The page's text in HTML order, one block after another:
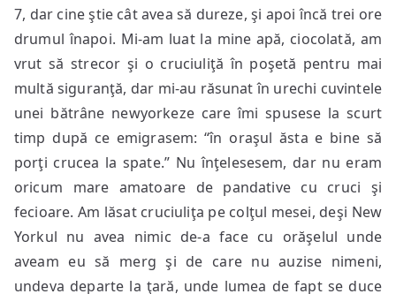
7, dar cine ştie cât avea să dureze, şi apoi încă trei ore
drumul înapoi. Mi-am luat la mine apă, ciocolată, am
vrut să strecor şi o cruciuliţă în poşetă pentru mai
multă siguranţă, dar mi-au răsunat în urechi cuvintele
unei bătrâne newyorkeze care îmi spusese la scurt
timp după ce emigrasem: “în oraşul ăsta e bine să
porţi crucea la spate.” Nu înţelesesem, dar nu eram
oricum mare amatoare de pandative cu cruci şi
fecioare. Am lăsat cruciuliţa pe colţul mesei, deşi New
Yorkul nu avea nimic de-a face cu orăşelul unde
aveam eu să merg şi de care nu auzise nimeni,
undeva departe la ţară, unde lumea de fapt se duce